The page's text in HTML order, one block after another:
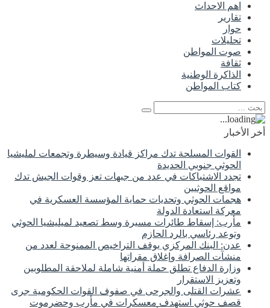
اهم الاحداث
تقارير
حوار
تحليلات
صوت المواطن
ثقافة
الذاكرة الوطنية
كتاب المواطن
أخر الأخبار
القوات المسلحة تدك مراكز قيادة وسيطرة وتجمعات لمليشيا
الحوثي جنوبي الحديدة
تجدد الاشتباكات في عدد من جبهات تعز وقوات الجيش تدك
مواقع الحوثيين
هجمات الحوثي وتحديات حماية المؤسسة العسكرية في
معركة استعادة الدولة
مأرب: إسقاط طائرات مسيرة وسط تصعيد لميليشيا الحوثي
وتوعد رئاسي بالرد الحازم
عدن: البنك المركزي يوقف التراخيص الممنوحة لعدد من
منشآت الصرافة وإغلاق مقراتها
وزارة الدفاع تطلق حملة أمنية شاملة لملاحقة المطلوبين
وتعزيز الاستقرار
عشرات القتلى والجرحى في صفوف القوات الحكومية جرى
قصف حوثي استهدف معسكرات في مأرب وحضرموت